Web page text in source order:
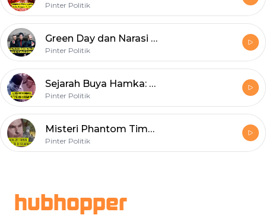
Pinter Politik
Green Day dan Narasi Politik Punk Rock
Pinter Politik
Sejarah Buya Hamka: Tak Dendam Meski Dipenjara Soekarno
Pinter Politik
Misteri Phantom Time: Ada 3 Abad Palsu dalam Sejarah?
Pinter Politik
hubhopper